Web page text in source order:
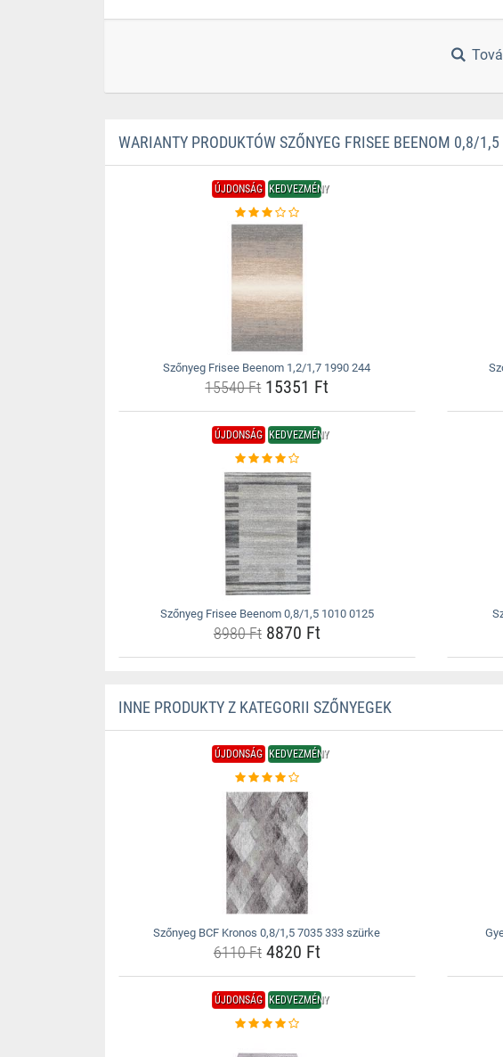
WARIANTY PRODUKTÓW SZŐNYEG FRISEE BEENOM 0,8/
ÚJDONSÁG KEDVEZMÉNY
Szőnyeg Frisee Beenom 1,2/1,7 1990 244
15540 Ft15351 Ft
ÚJDONSÁG KEDVEZMÉNY
Szőnyeg Frisee Beenom 0,8/1,5 1010 0125
8980 Ft8870 Ft
INNE PRODUKTY Z KATEGORII SZŐNYEGEK
ÚJDONSÁG KEDVEZMÉNY
Szőnyeg BCF Kronos 0,8/1,5 7035 333 szürke
6110 Ft4820 Ft
ÚJDONSÁG KEDVEZMÉNY